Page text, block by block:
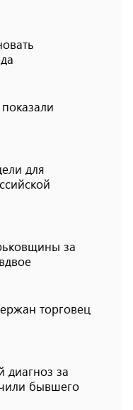
для
за
торговец
диагноз за
бывшего